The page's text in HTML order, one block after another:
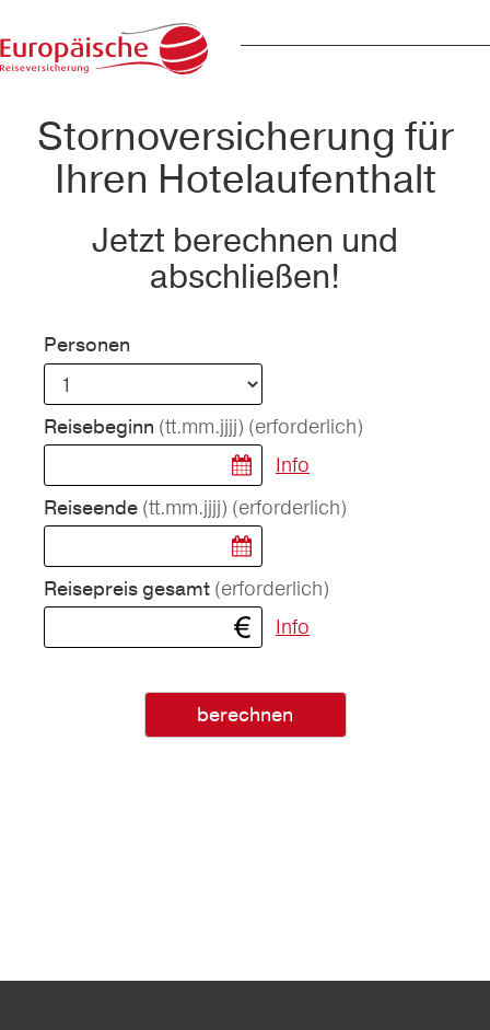
Stornoversicherung für
Ihren Hotelaufenthalt
Jetzt berechnen und
abschließen!
Personen
Reisebeginn (tt.mm.jjjj) (erforderlich)
Info
Reiseende (tt.mm.jjjj) (erforderlich)
Reisepreis gesamt (erforderlich)
Info
berechnen